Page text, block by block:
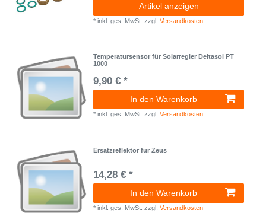
Artikel anzeigen
*inkl. ges. MwSt. zzgl.Versandkosten
Temperatursensor für Solarregler Deltasol PT
1000
9,90 € *
In den Warenkorb
*inkl. ges. MwSt. zzgl.Versandkosten
Ersatzreflektor für Zeus
14,28 € *
In den Warenkorb
*inkl. ges. MwSt. zzgl.Versandkosten